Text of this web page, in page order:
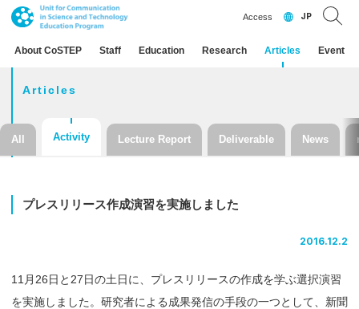
About CoSTEP Staff Education Research Articles Event
Access JP
Articles
All Activity Lecture Report Deliverable News
プレスリリース作成演習を実施しました
2016.12.2
11月26日と27日の土日に、プレスリリースの作成を学ぶ選択演習
を実施しました。研究者による成果発信の手段の一つとして、新聞